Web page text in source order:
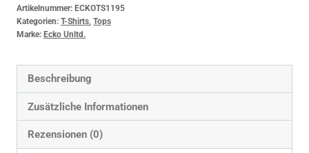
Artikelnummer: ECKOTS1195
Kategorien: T-Shirts Tops
Marke: Ecko Unltd.
Beschreibung
Zusätzliche Informationen
Rezensionen (0)